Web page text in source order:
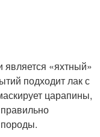
«яхтный»
подходит лак с
царапины,